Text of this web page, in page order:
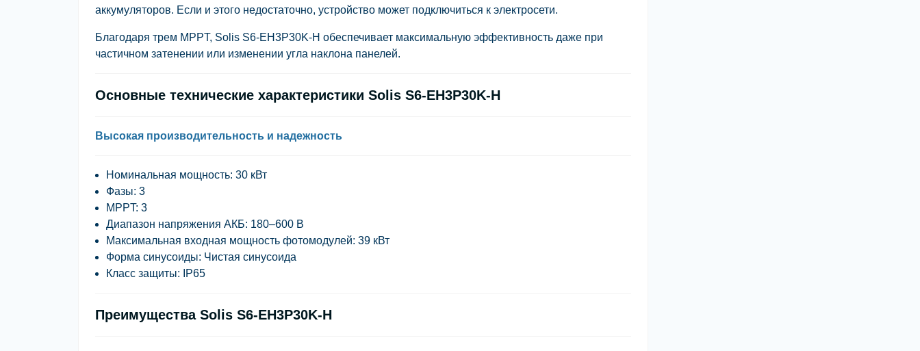
аккумуляторов. Если и этого недостаточно, устройство может подключиться к электросети.
Благодаря трем MPPT, Solis S6-EH3P30K-H обеспечивает максимальную эффективность даже при
частичном затенении или изменении угла наклона панелей.
Основные технические характеристики Solis S6-EH3P30K-H
Высокая производительность и надежность
Номинальная мощность: 30 кВт
Фазы: 3
MPPT: 3
Диапазон напряжения АКБ: 180–600 В
Максимальная входная мощность фотомодулей: 39 кВт
Форма синусоиды: Чистая синусоида
Класс защиты: IP65
Преимущества Solis S6-EH3P30K-H